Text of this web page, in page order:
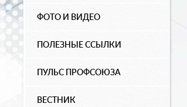
ФОТО И ВИДЕО
ПОЛЕЗНЫЕ ССЫЛКИ
ПУЛЬС ПРОФСОЮЗА
ВЕСТНИК